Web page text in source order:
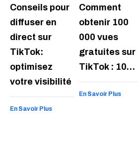
Conseils pour
diffuser en
direct sur
TikTok:
optimisez
votre visibilité
En Savoir Plus
Comment
obtenir 100
000 vues
gratuites sur
TikTok : 10…
En Savoir Plus